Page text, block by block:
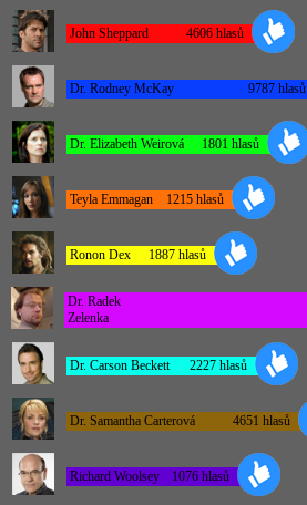
John Sheppard 4606 hlasů
Dr. Rodney McKay 9787 hlasů
Dr. Elizabeth Weirová 1801 hlasů
Teyla Emmagan 1215 hlasů
Ronon Dex 1887 hlasů
Dr. Radek
Zelenka
Dr. Carson Beckett 2227 hlasů
Dr. Samantha Carterová 4651 hlasů
Richard Woolsey 1076 hlasů